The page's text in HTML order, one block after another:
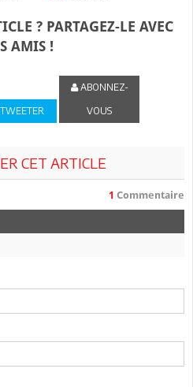
? PARTAGEZ-LE AVEC
AMIS !
ABONNEZ-
VOUS
CET ARTICLE
1 Commentaire